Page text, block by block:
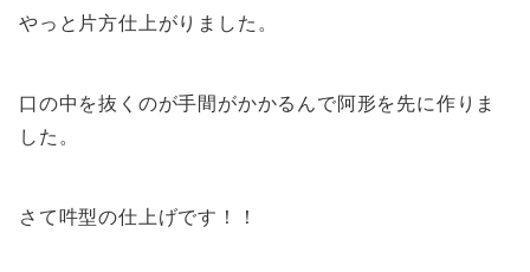
やっと片方仕上がりました。
口の中を抜くのが手間がかかるんで阿形を先に作りま
した。
さて吽型の仕上げです！！